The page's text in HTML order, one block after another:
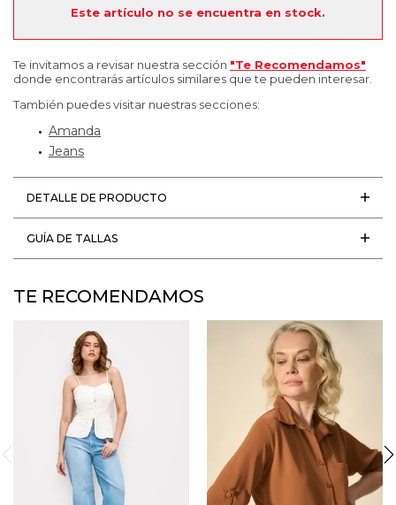
Este artículo no se encuentra en stock.
Te invitamos a revisar nuestra sección "Te Recomendamos"
donde encontrarás artículos similares que te pueden interesar.
También puedes visitar nuestras secciones:
Amanda
Jeans
DETALLE DE PRODUCTO
GUÍA DE TALLAS
TE RECOMENDAMOS